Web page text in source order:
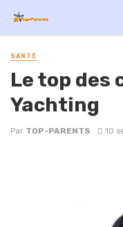
SANTÉ
Le top des
Yachting
Par TOP-PARENTS 10